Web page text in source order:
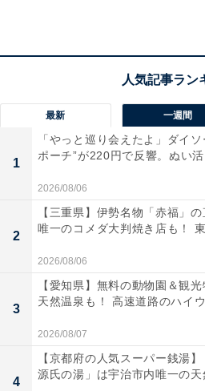
年末年始・臨時休館日
アクセス
北海道恵庭市戸磯542-1
JR千歳線「サッポロビール庭園
「ヴァルハラ」内見学受付まで
「サッポロビール北海道工場前
駐車場：あり（無料・飲酒され
可）
※車のカーナビ利用の際は住所
1」の設定推奨
あわせて読みたい
【北海道】入園無
ら海辺のレトロ遊
最新 一週間
1
「やっと巡り会えたよ」ダイ
ポーチ”が220円で反響。ぬい活
2026/08/06
2
【三重県】伊勢名物「赤福」
唯一のコメダ大判焼き店も！
2026/08/06
3
【愛知県】無料の動物園＆観
天然温泉も！ 高速道路のハイ
2026/08/07
4
【京都府の人気スーパー銭湯
源氏の湯」は宇治市内唯一の天